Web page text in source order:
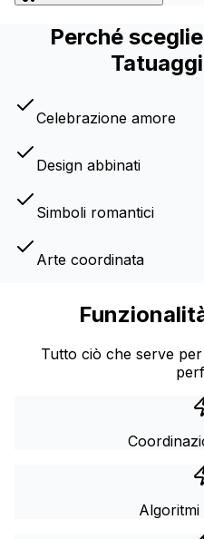
Perché
Celebrazione amore
Design abbinati
Simboli romantici
Arte coordinata
Tutto ciò che serve